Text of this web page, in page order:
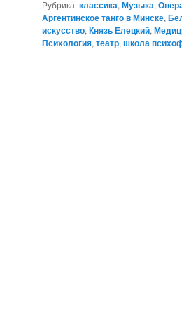
Рубрика:классика,Музыка,
Аргентинское танго в Минске,
искусство,Князь Елецкий,
Психология,театр,школа